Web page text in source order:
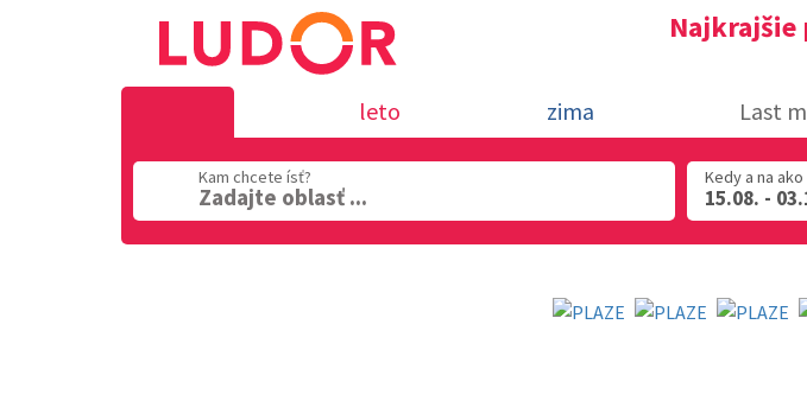
Najkrajšie
leto zima Last
Kam chcete ísť?
Zadajte oblasť ...
Kedy a na ako
15.08. -